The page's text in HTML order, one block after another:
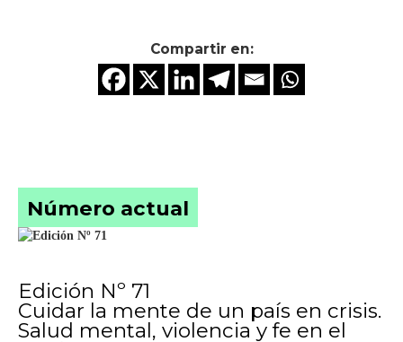
Compartir en:
Número actual
Edición Nº 71
Cuidar la mente de un país en crisis.
Salud mental, violencia y fe en el